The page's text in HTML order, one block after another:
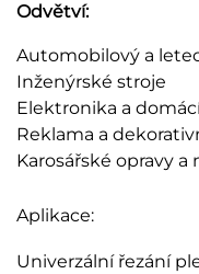
Odvětví:
Automobilový a
Inženýrské stroje
Elektronika a
Reklama a
Karosářské opravy
Aplikace:
Univerzální řezání